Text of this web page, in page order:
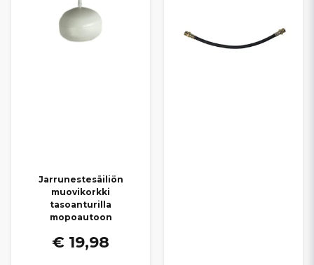
Jarrunestesäiliön
muovikorkki
tasoanturilla
mopoautoon
€ 19,98